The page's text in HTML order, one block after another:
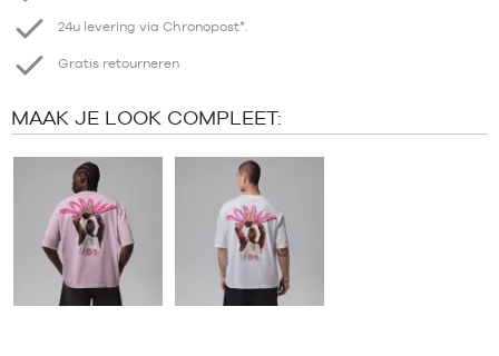
24u levering via Chronopost*.
Gratis retourneren
MAAK JE LOOK COMPLEET: